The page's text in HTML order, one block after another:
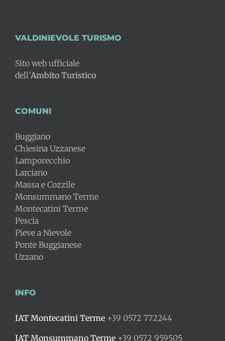
VALDINIEVOLE TURISMO
Sito web ufficiale
dell’Ambito Turistico
COMUNI
Buggiano
Chiesina Uzzanese
Lamporecchio
Larciano
Massa e Cozzile
Monsummano Terme
Montecatini Terme
Pescia
Pieve a Nievole
Ponte Buggianese
Uzzano
INFO
IAT Montecatini Terme +39 0572 772244
IAT Monsummano Terme +39 0572 959505